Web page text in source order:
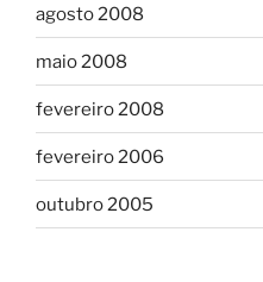
agosto 2008
maio 2008
fevereiro 2008
fevereiro 2006
outubro 2005